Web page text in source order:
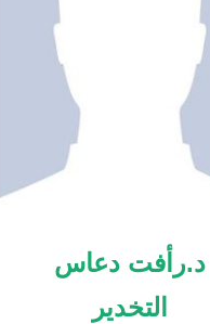
د.رأفت دعاس
التخدير